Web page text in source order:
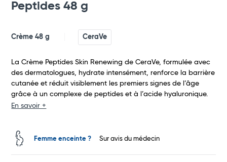
Total
Commander
Peptides 48 g
Crème 48 g CeraVe
La Crème Peptides Skin Renewing de CeraVe, formulée avec
des dermatologues, hydrate intensément, renforce la barrière
cutanée et réduit visiblement les premiers signes de l’âge
grâce à un complexe de peptides et à l’acide hyaluronique.
En savoir +
Femme enceinte ? Sur avis du médecin